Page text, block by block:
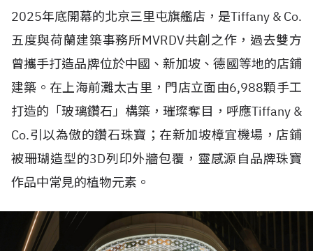
2025年底開幕的北京三里屯旗艦店，是Tiffany & Co.
五度與荷蘭建築事務所MVRDV共創之作，過去雙方
曾攜手打造品牌位於中國、新加坡、德國等地的店鋪
建築。在上海前灘太古里，門店立面由6,988顆手工
打造的「玻璃鑽石」構築，璀璨奪目，呼應Tiffany &
Co.引以為傲的鑽石珠寶；在新加坡樟宜機場，店鋪
被珊瑚造型的3D列印外牆包覆，靈感源自品牌珠寶
作品中常見的植物元素。